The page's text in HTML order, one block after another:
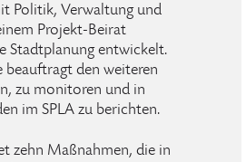
Politik, Verwaltung und
Projekt-Beirat
Stadtplanung entwickelt.
beauftragt den weiteren
zu monitoren und in
im SPLA zu berichten.
zehn Maßnahmen, die in